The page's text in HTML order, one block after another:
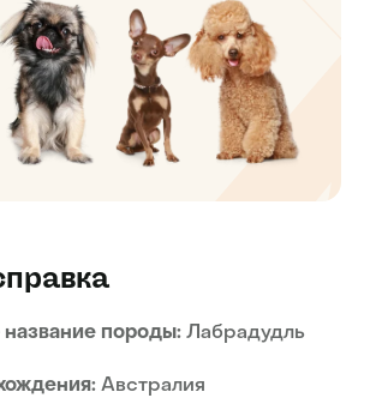
породы: Лабрадудль
Австралия